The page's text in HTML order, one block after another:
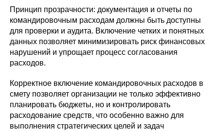
Принцип прозрачности: документация и отчеты по
командировочным расходам должны быть доступны
для проверки и аудита. Включение четких и понятных
данных позволяет минимизировать риск финансовых
нарушений и упрощает процесс согласования
расходов.
Корректное включение командировочных расходов в
смету позволяет организации не только эффективно
планировать бюджеты, но и контролировать
расходование средств, что особенно важно для
выполнения стратегических целей и задач